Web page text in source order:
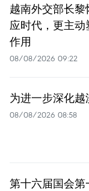
越南外交部长
应时代，更主
作用
08/08/2026 09:22
为进一步深化
08/08/2026 08:58
第十六届国会